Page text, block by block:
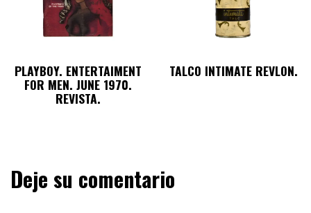
PLAYBOY. ENTERTAIMENT
FOR MEN. JUNE 1970.
REVISTA.
TALCO INTIMATE REVLON.
Deje su comentario